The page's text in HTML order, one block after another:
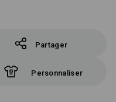
Partager
Personnaliser